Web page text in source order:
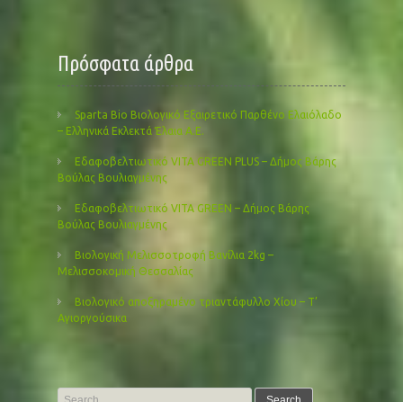
Πρόσφατα άρθρα
Sparta Bio Βιολογικό Εξαιρετικό Παρθένο Ελαιόλαδο
– Ελληνικά Εκλεκτά Έλαια Α.Ε.
Εδαφοβελτιωτικό VITA GREEN PLUS – Δήμος Βάρης
Βούλας Βουλιαγμένης
Εδαφοβελτιωτικό VITA GREEN – Δήμος Βάρης
Βούλας Βουλιαγμένης
Βιολογική Μελισσοτροφή Βανίλια 2kg –
Μελισσοκομική Θεσσαλίας
Βιολογικό αποξηραμένο τριαντάφυλλο Χίου – Τ’
Αγιοργούσικα
Search